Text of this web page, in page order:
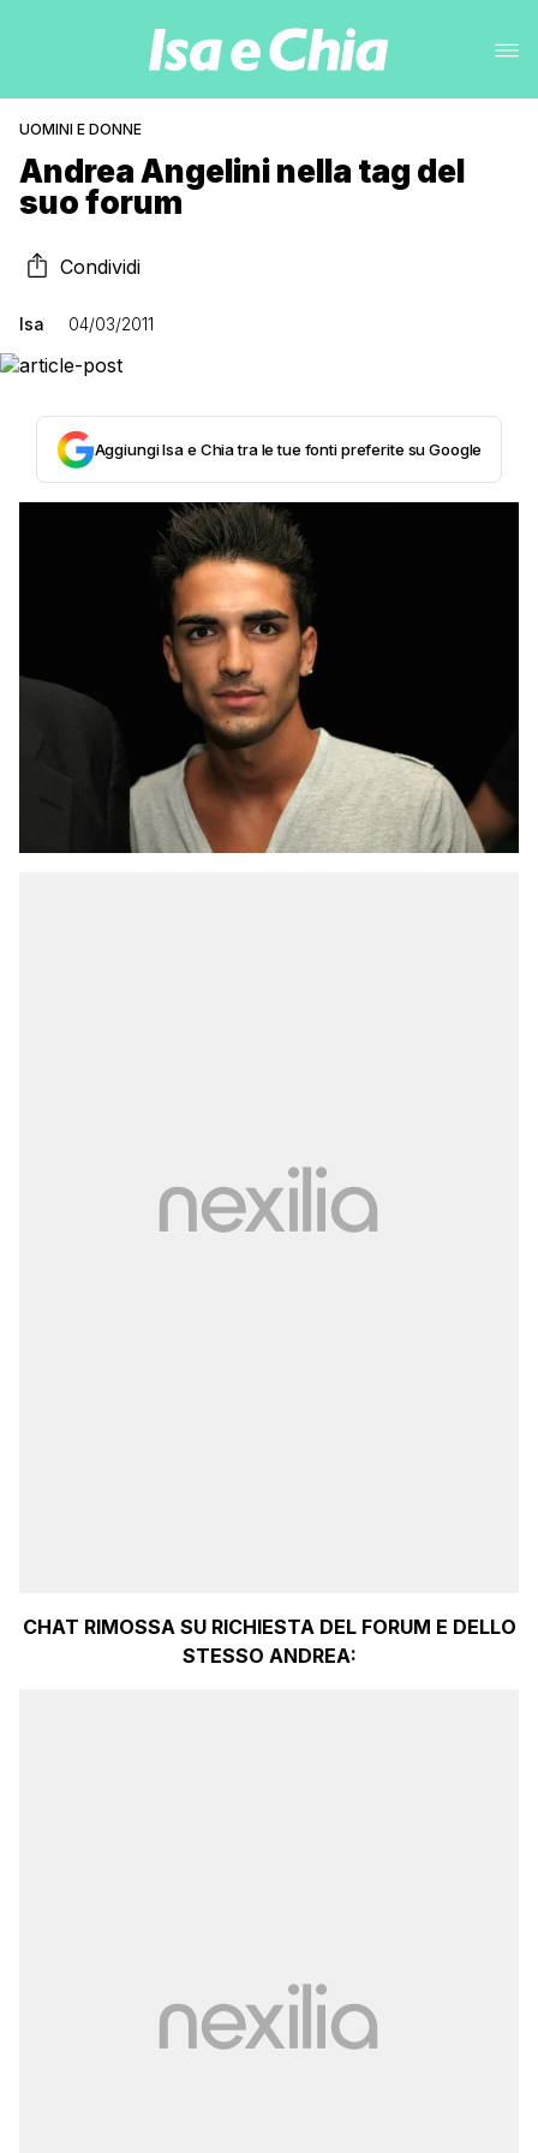
UOMINI E DONNE
Andrea Angelini nella tag del
suo forum
Condividi
Isa 04/03/2011
Aggiungi Isa e Chia tra le tue fonti preferite su Google
CHAT RIMOSSA SU RICHIESTA DEL FORUM E DELLO
STESSO ANDREA: